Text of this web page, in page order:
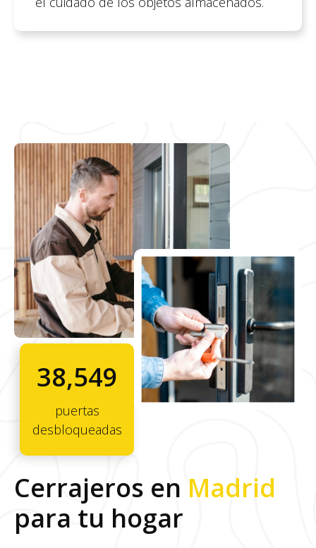
38,549
puertas
desbloqueadas
Cerrajeros en Madrid
para tu hogar